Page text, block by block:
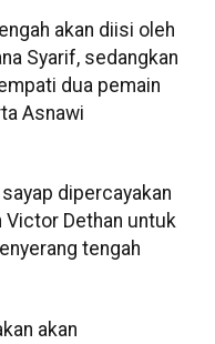
akan diisi oleh
Syarif, sedangkan
dua pemain
Asnawi
dipercayakan
Victor Dethan untuk
tengah
akan